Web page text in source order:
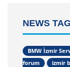
NEWS
BMW İzmir
forum
izmir